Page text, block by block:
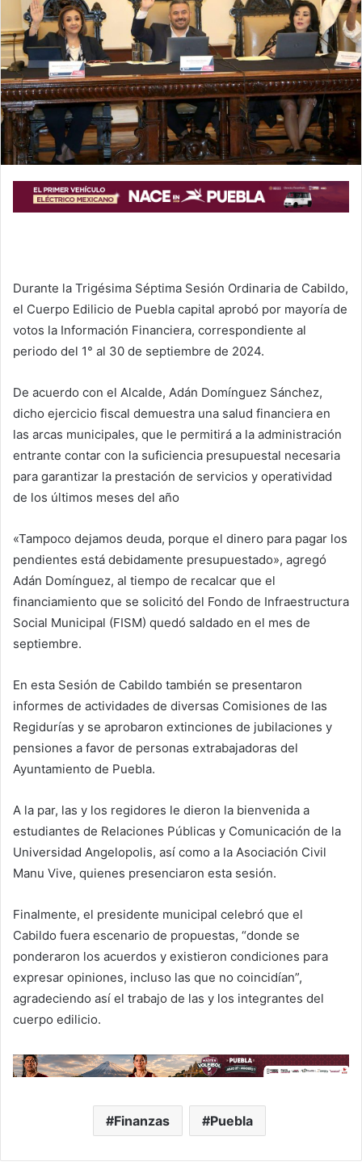
e
a
l
Durante la Trigésima Séptima Sesión Ordinaria de Cabildo,
el Cuerpo Edilicio de Puebla capital aprobó por mayoría de
votos la Información Financiera, correspondiente al
periodo del 1° al 30 de septiembre de 2024.
De acuerdo con el Alcalde, Adán Domínguez Sánchez,
dicho ejercicio fiscal demuestra una salud financiera en
las arcas municipales, que le permitirá a la administración
entrante contar con la suficiencia presupuestal necesaria
para garantizar la prestación de servicios y operatividad
de los últimos meses del año
«Tampoco dejamos deuda, porque el dinero para pagar los
pendientes está debidamente presupuestado», agregó
Adán Domínguez, al tiempo de recalcar que el
financiamiento que se solicitó del Fondo de Infraestructura
Social Municipal (FISM) quedó saldado en el mes de
septiembre.
En esta Sesión de Cabildo también se presentaron
informes de actividades de diversas Comisiones de las
Regidurías y se aprobaron extinciones de jubilaciones y
pensiones a favor de personas extrabajadoras del
Ayuntamiento de Puebla.
A la par, las y los regidores le dieron la bienvenida a
estudiantes de Relaciones Públicas y Comunicación de la
Universidad Angelopolis, así como a la Asociación Civil
Manu Vive, quienes presenciaron esta sesión.
Finalmente, el presidente municipal celebró que el
Cabildo fuera escenario de propuestas, “donde se
ponderaron los acuerdos y existieron condiciones para
expresar opiniones, incluso las que no coincidían”,
agradeciendo así el trabajo de las y los integrantes del
cuerpo edilicio.
Finanzas Puebla